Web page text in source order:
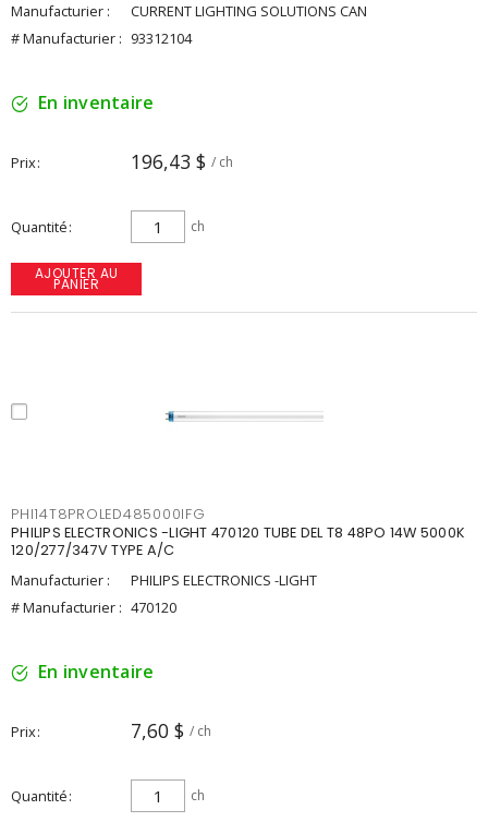
Manufacturier :
CURRENT LIGHTING SOLUTIONS CAN
# Manufacturier : 93312104
En inventaire
Prix 196,43 $ / ch
Quantité ch
AJOUTER AU
PANIER
PHI14T8PROLED485000IFG
PHILIPS ELECTRONICS -LIGHT 470120 TUBE DEL T8 48PO 14W 5000K
120/277/347V TYPE A/C
Manufacturier :
PHILIPS ELECTRONICS -LIGHT
# Manufacturier : 470120
En inventaire
Prix 7,60 $ / ch
Quantité ch